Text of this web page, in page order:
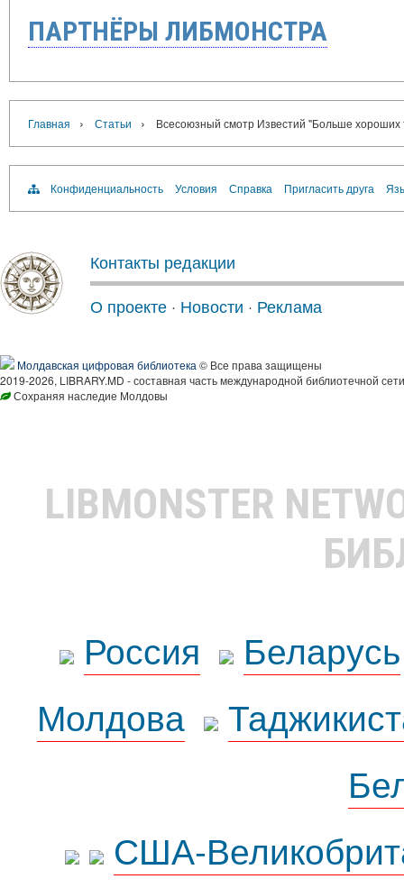
ПАРТНЁРЫ ЛИБМОНСТРА
Главная › Статьи › Всесоюзный смотр Известий "Больше
Конфиденциальность Условия Справка Пригласить друга
Контакты редакции
О проекте · Новости · Реклама
Молдавская цифровая библиотека © Все права защищены
2019-2026, LIBRARY.MD - составная часть международной библиотечной
Сохраняя наследие Молдовы
LIBMONSTER
Россия
Беларусь
Молдова
США-